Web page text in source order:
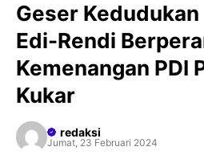
Geser
Edi-Rendi
Kemenangan PDI
Kukar
redaksi
Jumat, 23 Februari 2024